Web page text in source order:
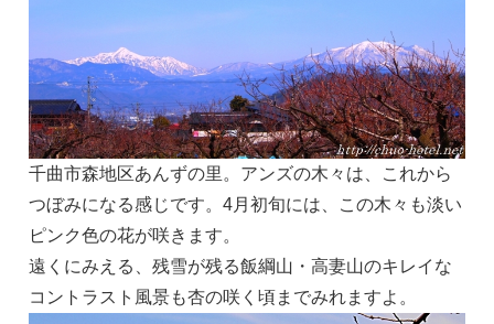
千曲市森地区あんずの里。アンズの木々は、これから
つぼみになる感じです。4月初旬には、この木々も淡い
ピンク色の花が咲きます。
遠くにみえる、残雪が残る飯綱山・高妻山のキレイな
コントラスト風景も杏の咲く頃までみれますよ。